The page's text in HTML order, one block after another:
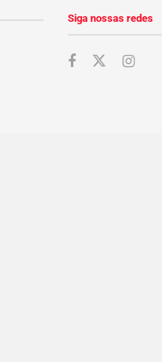
Siga nossas redes